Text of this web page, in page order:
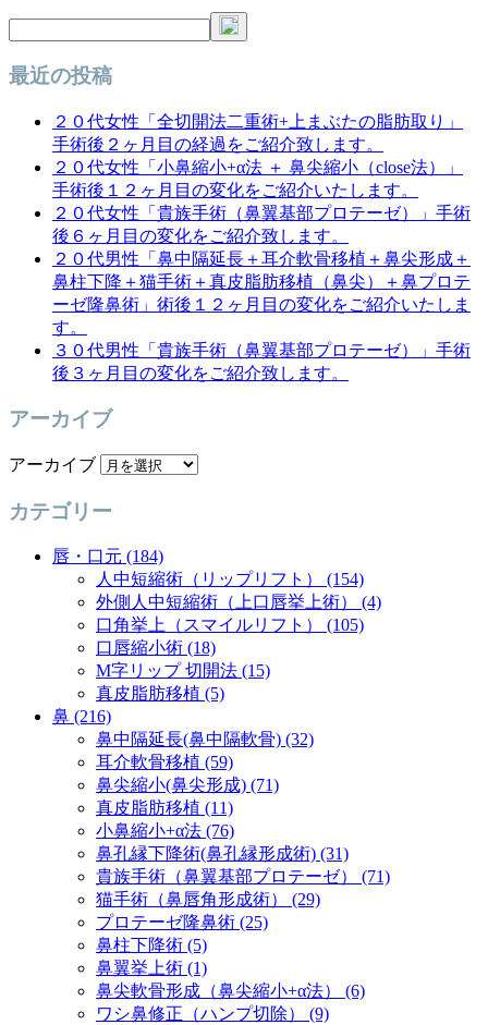
最近の投稿
２０代女性「全切開法二重術+上まぶたの脂肪取り」
手術後２ヶ月目の経過をご紹介致します。
２０代女性「小鼻縮小+α法 ＋ 鼻尖縮小（close法）」
手術後１２ヶ月目の変化をご紹介いたします。
２０代女性「貴族手術（鼻翼基部プロテーゼ）」手術
後６ヶ月目の変化をご紹介致します。
２０代男性「鼻中隔延長＋耳介軟骨移植＋鼻尖形成＋
鼻柱下降＋猫手術＋真皮脂肪移植（鼻尖）＋鼻プロテ
ーゼ隆鼻術」術後１２ヶ月目の変化をご紹介いたしま
す。
３０代男性「貴族手術（鼻翼基部プロテーゼ）」手術
後３ヶ月目の変化をご紹介致します。
アーカイブ
アーカイブ
カテゴリー
唇・口元 (184)
人中短縮術（リップリフト） (154)
外側人中短縮術（上口唇挙上術） (4)
口角挙上（スマイルリフト） (105)
口唇縮小術 (18)
M字リップ 切開法 (15)
真皮脂肪移植 (5)
鼻 (216)
鼻中隔延長(鼻中隔軟骨) (32)
耳介軟骨移植 (59)
鼻尖縮小(鼻尖形成) (71)
真皮脂肪移植 (11)
小鼻縮小+α法 (76)
鼻孔縁下降術(鼻孔縁形成術) (31)
貴族手術（鼻翼基部プロテーゼ） (71)
猫手術（鼻唇角形成術） (29)
プロテーゼ隆鼻術 (25)
鼻柱下降術 (5)
鼻翼挙上術 (1)
鼻尖軟骨形成（鼻尖縮小+α法） (6)
ワシ鼻修正（ハンプ切除） (9)